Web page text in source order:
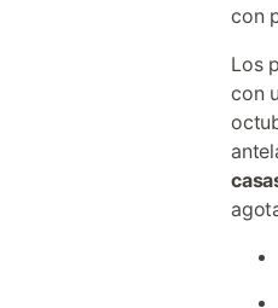
con
Los
con